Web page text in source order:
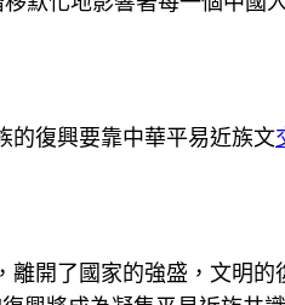
復興要靠中華平易近族文
了國家的強盛，文明的